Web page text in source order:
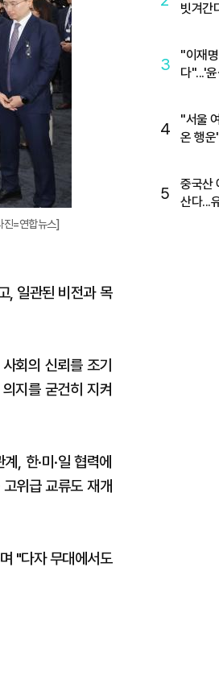
지
확
진=연합뉴스]
, 일관된 비전과 목
회의 신뢰를 조기
지를 굳건히 지켜
, 한·미·일 협력에
위급 교류도 재개
"다자 무대에서도
빗겨간
3
"이재
다"...'
4
"서울
온 행
5
중국산
산다...